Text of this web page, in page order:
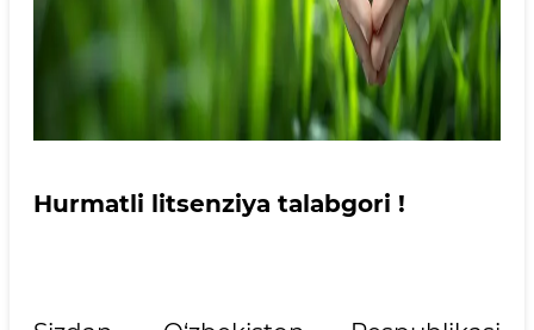
Hurmatli litsenziya talabgori !